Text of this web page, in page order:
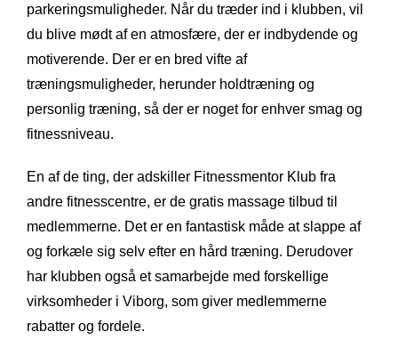
parkeringsmuligheder. Når du træder ind i klubben, vil
du blive mødt af en atmosfære, der er indbydende og
motiverende. Der er en bred vifte af
træningsmuligheder, herunder holdtræning og
personlig træning, så der er noget for enhver smag og
fitnessniveau.
En af de ting, der adskiller Fitnessmentor Klub fra
andre fitnesscentre, er de gratis massage tilbud til
medlemmerne. Det er en fantastisk måde at slappe af
og forkæle sig selv efter en hård træning. Derudover
har klubben også et samarbejde med forskellige
virksomheder i Viborg, som giver medlemmerne
rabatter og fordele.